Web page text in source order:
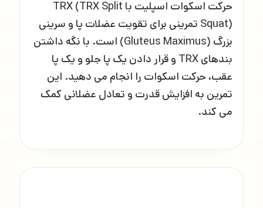
حرکت اسکوات اسپلیت با TRX (TRX Split
Squat) تمرینی برای تقویت عضلات پا و سرینی
بزرگ (Gluteus Maximus) است. با نگه داشتن
بندهای TRX و قرار دادن یک پا جلو و یک پا
عقب، حرکت اسکوات را انجام می دهید. این
تمرین به افزایش قدرت و تعادل عضلانی کمک
می کند.